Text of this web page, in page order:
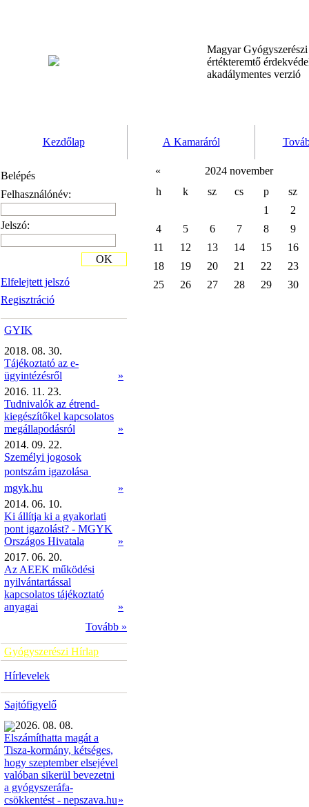
Magyar
értékteremtő
akadálymentes verzió
Kezdőlap A Kamaráról
Belépés
Felhasználónév:
Jelszó:
Elfelejtett jelszó
Regisztráció
OK
GYIK
2018. 08. 30.
Tájékoztató az e-
ügyintézésről
»
2016. 11. 23.
Tudnivalók az étrend-
kiegészítőkel kapcsolatos
megállapodásról
»
2014. 09. 22.
Személyi jogosok
pontszám igazolása 
mgyk.hu
»
2014. 06. 10.
Ki állítja ki a gyakorlati
pont igazolást? - MGYK
Országos Hivatala
»
2017. 06. 20.
Az AEEK működési
nyilvántartással
kapcsolatos tájékoztató
anyagai
»
Tovább »
Gyógyszerészi Hírlap
Hírlevelek
Sajtófigyelő
2026. 08. 08.
Elszámíthatta magát a
Tisza-kormány, kétséges,
hogy szeptember elsejével
valóban sikerül bevezetni
a gyógyszeráfa-
csökkentést - nepszava.hu»
«
2024 november
h
k sz cs p
sz
1
2
4
5 6 7 8
9
11
12 13 14 15
16
18
19 20 21 22
23
25
26 27 28 29 30